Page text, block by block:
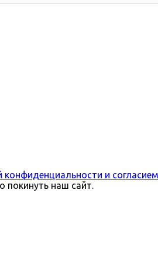
конфиденциальности и
покинуть наш сайт.